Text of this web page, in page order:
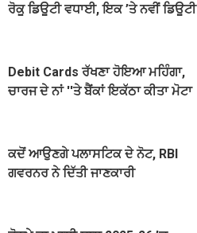
ਰੋਕੂ ਡਿਊਟੀ ਵਧਾਈ, ਇਕ ’ਤੇ ਨਵੀਂ ਡਿਊਟੀ
Debit Cards ਰੱਖਣਾ ਹੋਇਆ ਮਹਿੰਗਾ,
ਚਾਰਜ ਦੇ ਨਾਂ ''ਤੇ ਬੈਂਕਾਂ ਇਕੱਠਾ ਕੀਤਾ ਮੋਟਾ
ਕਦੋਂ ਆਉਣਗੇ ਪਲਾਸਟਿਕ ਦੇ ਨੋਟ, RBI
ਗਵਰਨਰ ਨੇ ਦਿੱਤੀ ਜਾਣਕਾਰੀ